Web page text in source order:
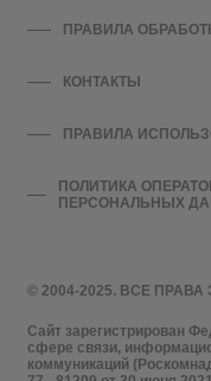
© 2004-2025. ВСЕ
Сайт зарегистрирован
сфере связи,
коммуникаций
ПРАВИЛА
КОНТАКТЫ
ПРАВИЛА
ПОЛИТИКА
ПЕРСОНАЛЬНЫХ